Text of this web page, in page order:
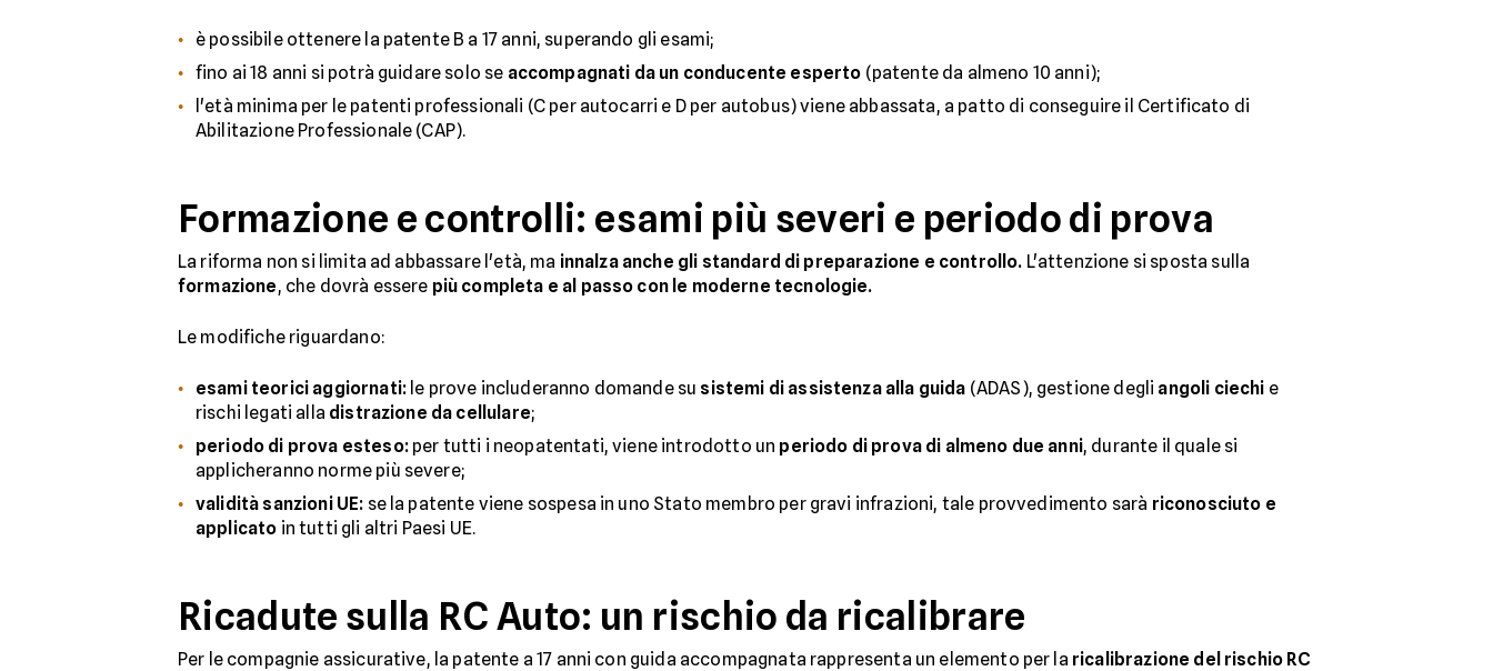
è possibile ottenere la patente B a 17 anni, superando gli esami;
fino ai 18 anni si potrà guidare solo se accompagnati da un conducente esperto (patente da almeno 10 anni);
l'età minima per le patenti professionali (C per autocarri e D per autobus) viene abbassata, a patto di conseguire il Certificato di
Abilitazione Professionale (CAP).
Formazione e controlli: esami più severi e periodo di prova
La riforma non si limita ad abbassare l'età, ma innalza anche gli standard di preparazione e controllo. L'attenzione si sposta sulla
formazione, che dovrà essere più completa e al passo con le moderne tecnologie.
Le modifiche riguardano:
esami teorici aggiornati: le prove includeranno domande su sistemi di assistenza alla guida (ADAS), gestione degli angoli ciechi e
rischi legati alla distrazione da cellulare;
periodo di prova esteso:per tutti i neopatentati, viene introdotto un periodo di prova di almeno due anni, durante il quale si
applicheranno norme più severe;
validità sanzioni UE: se la patente viene sospesa in uno Stato membro per gravi infrazioni, tale provvedimento sarà riconosciuto e
applicato in tutti gli altri Paesi UE.
Ricadute sulla RC Auto: un rischio da ricalibrare
Per le compagnie assicurative, la patente a 17 anni con guida accompagnata rappresenta un elemento per la ricalibrazione del rischio RC